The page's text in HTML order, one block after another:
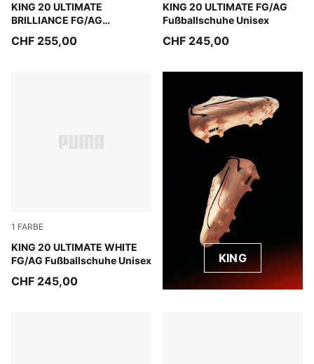
KING 20 ULTIMATE
BRILLIANCE FG/AG
PUMA White-Ultra Orange-Pink Alert-Light Aqua
CHF 255,00
KING 20 ULTIMATE FG/AG
Fußballschuhe Unisex
Sugared Almond-PUMA
CHF 245,00
1 FARBE
KING 20 ULTIMATE WHITE
FG/AG Fußballschuhe Unisex
PUMA White-Luminous Blue-Elektro Green-Silver Mist
CHF 245,00
KING